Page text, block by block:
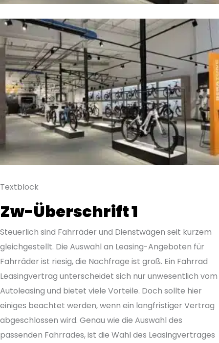
Textblock
Zw-Überschrift 1
Steuerlich sind Fahrräder und Dienstwägen seit kurzem
gleichgestellt. Die Auswahl an Leasing-Angeboten für
Fahrräder ist riesig, die Nachfrage ist groß. Ein Fahrrad
Leasingvertrag unterscheidet sich nur unwesentlich vom
Autoleasing und bietet viele Vorteile. Doch sollte hier
einiges beachtet werden, wenn ein langfristiger Vertrag
abgeschlossen wird. Genau wie die Auswahl des
passenden Fahrrades, ist die Wahl des Leasingvertrages